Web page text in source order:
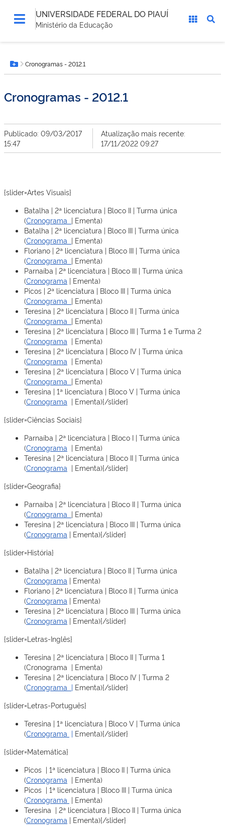
UNIVERSIDADE FEDERAL DO PIAUÍ
Ministério da Educação
está
aqui:Botão Menu
Cronogramas - 2012.1
Cronogramas - 2012.1
Publicado: 09/03/2017
15:47
Atualização mais recente:
17/11/2022 09:27
{slider=Artes Visuais}
Batalha | 2ª licenciatura | Bloco II | Turma única
(Cronograma | Ementa)
Batalha | 2ª licenciatura | Bloco III | Turma única
(Cronograma | Ementa)
Floriano | 2ª licenciatura | Bloco III | Turma única
(Cronograma | Ementa)
Parnaíba | 2ª licenciatura | Bloco III | Turma única
(Cronograma | Ementa)
Picos | 2ª licenciatura | Bloco III | Turma única
(Cronograma | Ementa)
Teresina | 2ª licenciatura | Bloco II | Turma única
(Cronograma | Ementa)
Teresina | 2ª licenciatura | Bloco III | Turma 1 e Turma 2
(Cronograma | Ementa)
Teresina | 2ª licenciatura | Bloco IV | Turma única
(Cronograma | Ementa)
Teresina | 2ª licenciatura | Bloco V | Turma única
(Cronograma | Ementa)
Teresina | 1ª licenciatura | Bloco V | Turma única
(Cronograma | Ementa){/slider}
{slider=Ciências Sociais}
Parnaíba | 2ª licenciatura | Bloco I | Turma única
(Cronograma | Ementa)
Teresina | 2ª licenciatura | Bloco II | Turma única
(Cronograma | Ementa){/slider}
{slider=Geografia}
Parnaíba | 2ª licenciatura | Bloco II | Turma única
(Cronograma | Ementa)
Teresina | 2ª licenciatura | Bloco III | Turma única
(Cronograma | Ementa){/slider}
{slider=História}
Batalha | 2ª licenciatura | Bloco II | Turma única
(Cronograma | Ementa)
Floriano | 2ª licenciatura | Bloco II | Turma única
(Cronograma | Ementa)
Teresina | 2ª licenciatura | Bloco III | Turma única
(Cronograma | Ementa){/slider}
{slider=Letras-Inglês}
Teresina | 2ª licenciatura | Bloco II | Turma 1
(Cronograma | Ementa)
Teresina | 2ª licenciatura | Bloco IV | Turma 2
(Cronograma | Ementa){/slider}
{slider=Letras-Português}
Teresina | 1ª licenciatura | Bloco V | Turma única
(Cronograma | Ementa){/slider}
{slider=Matemática}
Picos | 1ª licenciatura | Bloco II | Turma única
(Cronograma | Ementa)
Picos | 1ª licenciatura | Bloco III | Turma única
(Cronograma | Ementa)
Teresina | 2ª licenciatura | Bloco II | Turma única
(Cronograma | Ementa){/slider}